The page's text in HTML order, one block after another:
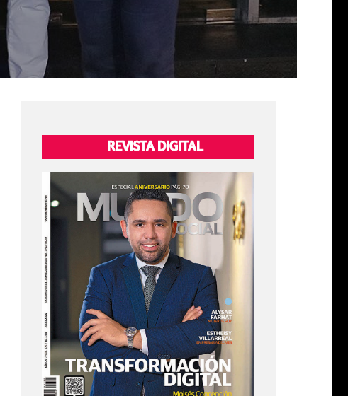
REVISTA DIGITAL